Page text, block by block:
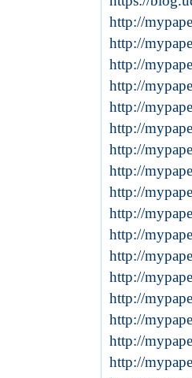
http://
http://
http://
http://
http://
http://
http://
http://
http://
http://
http://
http://
http://
http://
http://
http://
http://